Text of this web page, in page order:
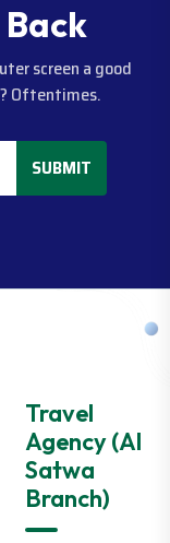
Back
screen a good
Oftentimes.
SUBMIT
Travel
Agency (Al
Satwa
Branch)